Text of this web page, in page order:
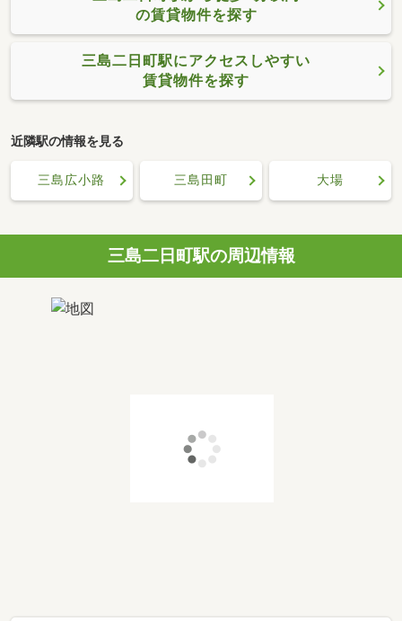
の賃貸物件を探す
三島二日町駅にアクセスしやすい
賃貸物件を探す
近隣駅の情報を見る
三島広小路 三島田町 大場
三島二日町駅の周辺情報